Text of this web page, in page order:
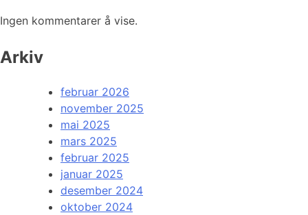
Ingen kommentarer å vise.
Arkiv
februar 2026
november 2025
mai 2025
mars 2025
februar 2025
januar 2025
desember 2024
oktober 2024